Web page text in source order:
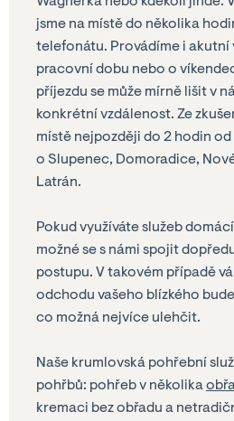
jsme na místě do několika
telefonátu. Provádíme i akutní
pracovní dobu nebo o
příjezdu se může mírně lišit v
konkrétní vzdálenost. Ze
místě nejpozději do 2 hodin
o Slupenec, Domoradice,
Latrán.
Pokud využíváte služeb
možné se s námi spojit
postupu. V takovém případě
odchodu vašeho blízkého
co možná nejvíce ulehčit.
Naše krumlovská pohřební
pohřbů: pohřeb v několika
kremaci bez obřadu a